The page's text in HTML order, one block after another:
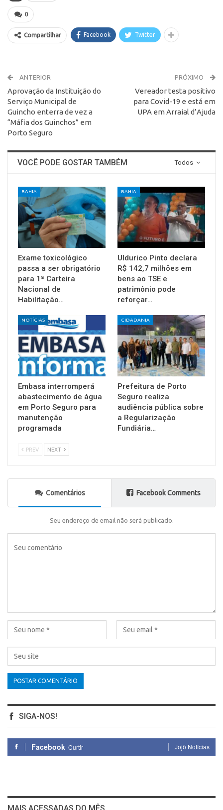
0
Compartilhar Facebook Twitter
ANTERIOR
Aprovação da Instituição do
Serviço Municipal de
Guincho enterra de vez a
“Máfia dos Guinchos” em
Porto Seguro
PRÓXIMO
Vereador testa positivo
para Covid-19 e está em
UPA em Arraial d’Ajuda
Todos
VOCÊ PODE GOSTAR TAMBÉM
BAHIA
Exame toxicológico
passa a ser obrigatório
para 1ª Carteira
Nacional de
Habilitação…
BAHIA
Uldurico Pinto declara
R$ 142,7 milhões em
bens ao TSE e
patrimônio pode
reforçar…
NOTÍCIAS
Embasa interromperá
abastecimento de água
em Porto Seguro para
manutenção
programada
CIDADANIA
Prefeitura de Porto
Seguro realiza
audiência pública sobre
a Regularização
Fundiária…
PREV NEXT
Comentários Facebook Comments
Seu endereço de email não será publicado.
SIGA-NOS!
Facebook Curtir Jojô Notícias